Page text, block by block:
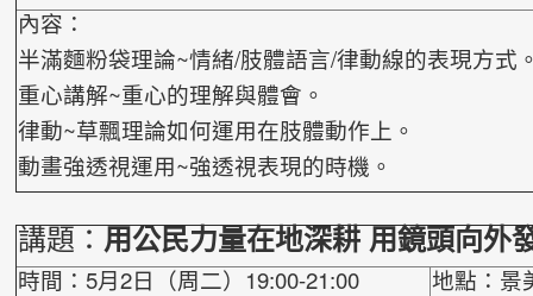
內容：
半滿麵粉袋理論~情緒/肢體語言/律動線的表現方式
重心講解~重心的理解與體會。
律動~草飄理論如何運用在肢體動作上。
動畫強透視運用~強透視表現的時機。
講題：用公民力量在地深耕 用鏡頭向外
時間：5月2日（周二）19:00-21:00
地點：景